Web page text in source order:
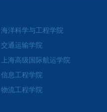
海洋科学与工程学院
交通运输学院
上海高级国际航运学院
信息工程学院
物流工程学院